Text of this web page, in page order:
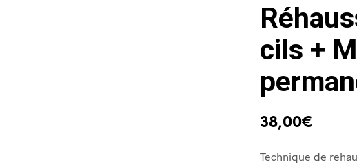
cils +
38,00€
Technique de